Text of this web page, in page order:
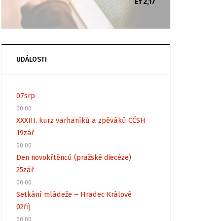
Ef 2,17
UDÁLOSTI
07srp
00:00
XXXIII. kurz varhaníků a zpěváků CČSH
19zář
00:00
Den novokřtěnců (pražské diecéze)
25zář
00:00
Setkání mládeže – Hradec Králové
02říj
00:00